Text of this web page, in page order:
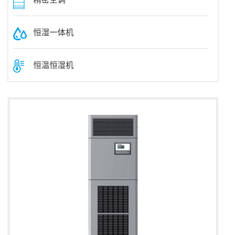
恒湿一体机
恒温恒湿机